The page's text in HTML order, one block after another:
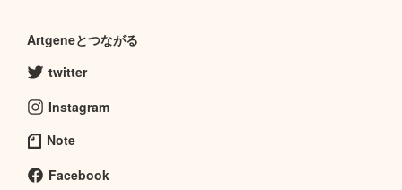
Artgeneとつながる
twitter
Instagram
Note
Facebook